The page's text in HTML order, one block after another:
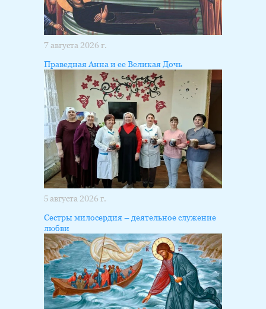
7 августа 2026 г.
Праведная Анна и ее Великая Дочь
5 августа 2026 г.
Сестры милосердия – деятельное служение
любви